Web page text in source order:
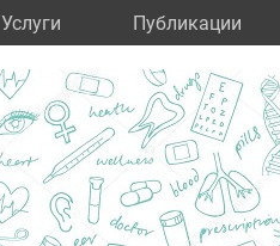
Услуги Публикации